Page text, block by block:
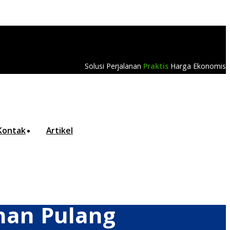
Solusi Perjalanan Praktis Harga Ekonomis
Artikel
Pulang